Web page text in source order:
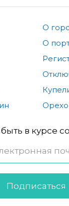
О
О
быть в курсе
Подписаться